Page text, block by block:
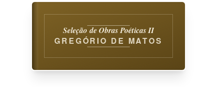
Seleção de Obras Poéticas II
GREGÓRIO DE MATOS